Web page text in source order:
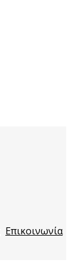
Επικοινωνία